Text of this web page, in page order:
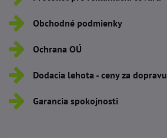
Obchodné podmienky
Ochrana OÚ
Dodacia lehota - ceny za dopravu
Garancia spokojnosti